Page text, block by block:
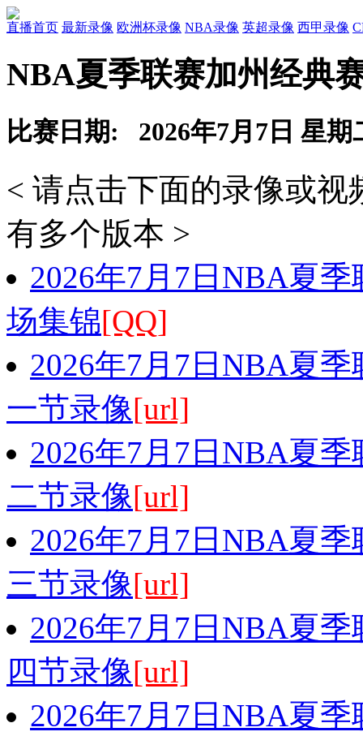
直播首页 最新录像 欧洲杯录像 NBA录像 英超录像 西甲录像
NBA夏季联赛加州经典
比赛日期: 2026年7月7日 星期
< 请点击下面的录像或
有多个版本 >
2026年7月7日NBA夏
场集锦[QQ]
2026年7月7日NBA夏
一节录像[url]
2026年7月7日NBA夏
二节录像[url]
2026年7月7日NBA夏
三节录像[url]
2026年7月7日NBA夏
四节录像[url]
2026年7月7日NBA夏